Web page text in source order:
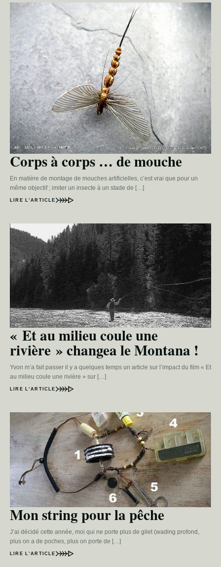
Corps à corps … de mouche
En matière de montage de mouches artificielles, c’est vrai que pour un
même objectif ; imiter un insecte à un stade de […]
LIRE L’ARTICLE
« Et au milieu coule une
rivière » changea le Montana !
Yvon m’a fait passer il y a quelques temps un article sur l’impact du film « Et
au milieu coule une rivière » sur […]
LIRE L’ARTICLE
Mon string pour la pêche
J’ai décidé cette année, moi qui ne porte plus de gilet (wading profond,
plus on a de poches, plus on porte de […]
LIRE L’ARTICLE